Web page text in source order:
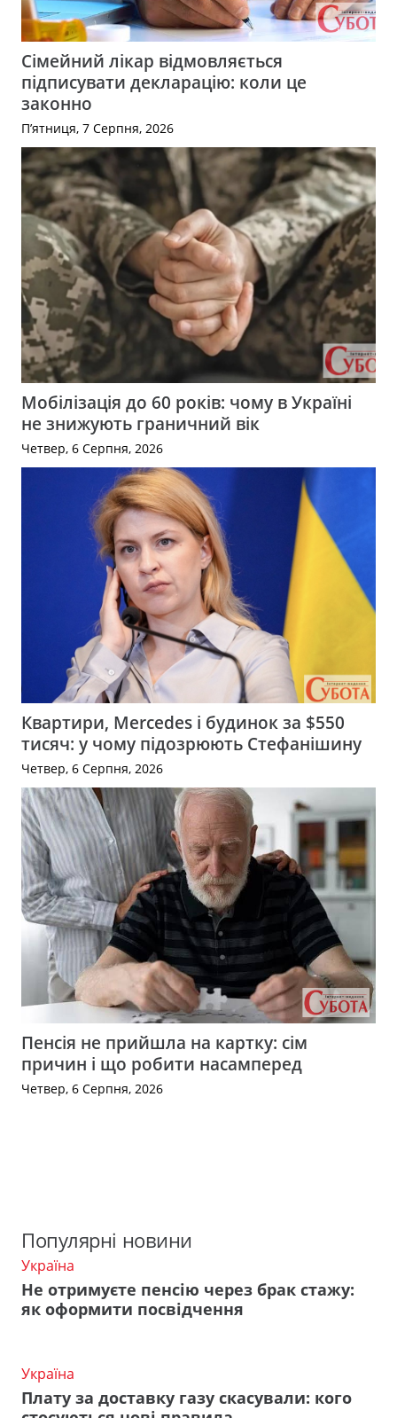
Сімейний лікар відмовляється
підписувати декларацію: коли це
законно
П’ятниця, 7 Серпня, 2026
Мобілізація до 60 років: чому в Україні
не знижують граничний вік
Четвер, 6 Серпня, 2026
Квартири, Mercedes і будинок за $550
тисяч: у чому підозрюють Стефанішину
Четвер, 6 Серпня, 2026
Пенсія не прийшла на картку: сім
причин і що робити насамперед
Четвер, 6 Серпня, 2026
Популярні новини
Україна
Не отримуєте пенсію через брак стажу:
як оформити посвідчення
Україна
Плату за доставку газу скасували: кого